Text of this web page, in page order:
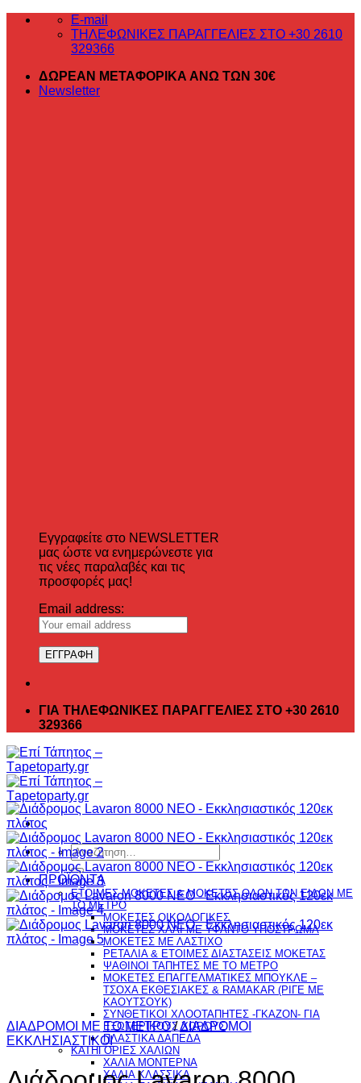
Μετάβαση
περιεχόμενο
E-mail
ΤΗΛΕΦΩΝΙΚΕΣ ΠΑΡΑΓΓΕΛΙΕΣ ΣΤΟ +30 2610
329366
ΔΩΡΕΑΝ ΜΕΤΑΦΟΡΙΚΑ ΑΝΩ ΤΩΝ 30€
Newsletter
Εγγραφείτε στο NEWSLETTER
μας ώστε να ενημερώνεστε για
τις νέες παραλαβές και τις
προσφορές μας!
Email address:
ΓΙΑ ΤΗΛΕΦΩΝΙΚΕΣ ΠΑΡΑΓΓΕΛΙΕΣ ΣΤΟ +30 2610
329366
Αναζήτηση
για:
ΠΡΟΪΟΝΤΑ
ΕΤΟΙΜΕΣ ΜΟΚΕΤΕΣ & ΜΟΚΕΤΕΣ ΟΛΩΝ ΤΩΝ ΕΙΔΩΝ ME
TO ΜΕΤΡΟ
ΜΟΚΕΤΕΣ ΟΙΚΟΛΟΓΙΚΕΣ
ΜΟΚΕΤΕΣ ΧΑΛΙ ΜΕ ΥΦΑΝΤΟ ΥΠΟΣΤΡΩΜΑ
ΜΟΚΕΤΕΣ ΜΕ ΛΑΣΤΙΧΟ
ΡΕΤΑΛΙΑ & ΕΤΟΙΜΕΣ ΔΙΑΣΤΑΣΕΙΣ ΜΟΚΕΤΑΣ
ΨΑΘINΟΙ ΤΑΠΗΤΕΣ ΜΕ ΤΟ ΜΕΤΡΟ
ΜΟΚΕΤΕΣ ΕΠΑΓΓΕΛΜΑΤΙΚΕΣ ΜΠΟΥΚΛΕ –
ΤΣΟΧΑ ΕΚΘΕΣΙΑΚΕΣ & RAMAKAR (ΡΙΓΕ ΜΕ
ΚΑΟΥΤΣΟΥΚ)
ΣΥΝΘΕΤΙΚΟΙ ΧΛΟΟΤΑΠΗΤΕΣ -ΓΚΑΖΟΝ- ΓΙΑ
ΕΞΩΤΕΡΙΚΟΥΣ ΧΩΡΟΥΣ
ΠΛΑΣΤΙΚΑ ΔΑΠΕΔΑ
ΚΑΤΗΓΟΡΙΕΣ ΧΑΛΙΩΝ
ΧΑΛΙΑ ΜΟΝΤΕΡΝΑ
ΧΑΛΙΑ ΚΛΑΣΣΙΚΑ
ΔΙΑΔΡΟΜΟΙ ΜΕ ΤΟ ΜΕΤΡΟ /ΔΙΑΔΡΟΜΟΙ
ΕΚΚΛΗΣΙΑΣΤΙΚΟΙ